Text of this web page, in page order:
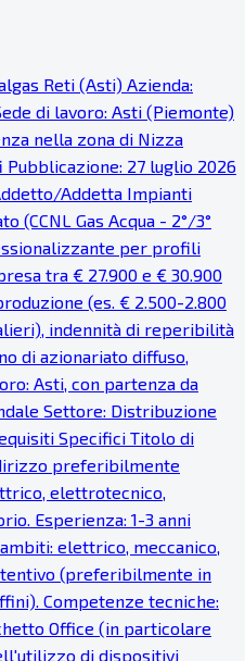
Reti (Asti) Azienda:
di lavoro: Asti (Piemonte)
nella zona di Nizza
27 luglio 2026
Addetta Impianti
(CCNL Gas Acqua - 2°/3°
per profili
tra € 27.900 e € 30.900
(es. € 2.500-2.800
indennità di reperibilità
di azionariato diffuso,
Asti, con partenza da
Settore: Distribuzione
Specifici Titolo di
preferibilmente
elettrotecnico,
Esperienza: 1-3 anni
elettrico, meccanico,
(preferibilmente in
Competenze tecniche:
Office (in particolare
di dispositivi